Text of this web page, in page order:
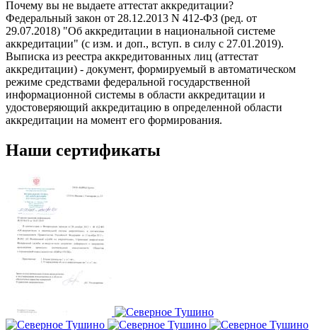
Почему вы не выдаете аттестат аккредитации?
Федеральный закон от 28.12.2013 N 412-ФЗ (ред. от
29.07.2018) "Об аккредитации в национальной системе
аккредитации" (с изм. и доп., вступ. в силу с 27.01.2019).
Выписка из реестра аккредитованных лиц (аттестат
аккредитации) - документ, формируемый в автоматическом
режиме средствами федеральной государственной
информационной системы в области аккредитации и
удостоверяющий аккредитацию в определенной области
аккредитации на момент его формирования.
Наши сертификаты